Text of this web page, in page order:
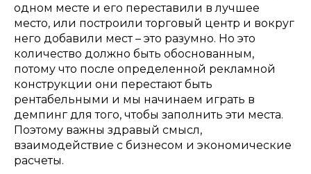
одном месте и его переставили в лучшее
место, или построили торговый центр и вокруг
него добавили мест – это разумно. Но это
количество должно быть обоснованным,
потому что после определенной рекламной
конструкции они перестают быть
рентабельными и мы начинаем играть в
демпинг для того, чтобы заполнить эти места.
Поэтому важны здравый смысл,
взаимодействие с бизнесом и экономические
расчеты.